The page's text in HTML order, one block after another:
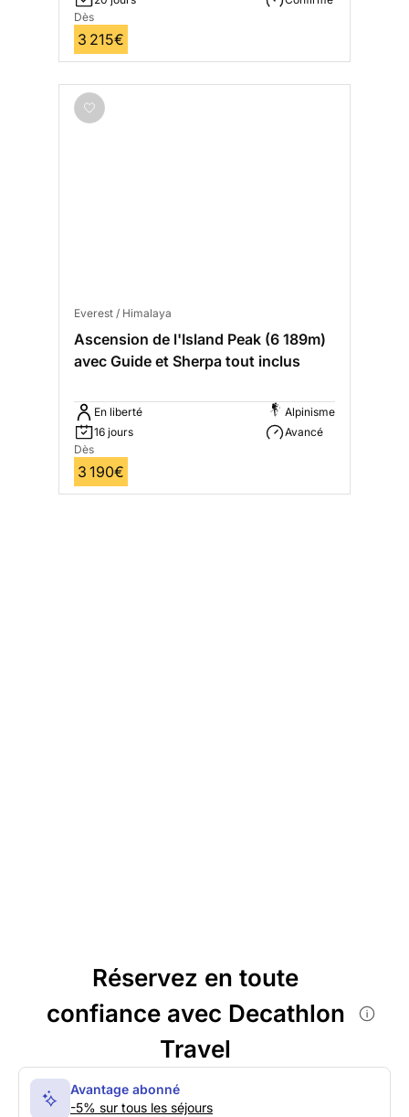
Dès
3 215€
Everest / Himalaya
Ascension de l'Island Peak (6 189m)
avec Guide et Sherpa tout inclus
En liberté
16 jours
Alpinisme
Avancé
Dès
3 190€
Réservez en toute
confiance avec Decathlon
Travel
Avantage abonné
-5% sur tous les séjours